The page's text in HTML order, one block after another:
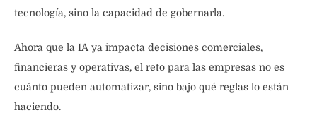
tecnología, sino la capacidad de gobernarla.
Ahora que la IA ya impacta decisiones comerciales,
financieras y operativas, el reto para las empresas no es
cuánto pueden automatizar, sino bajo qué reglas lo están
haciendo.